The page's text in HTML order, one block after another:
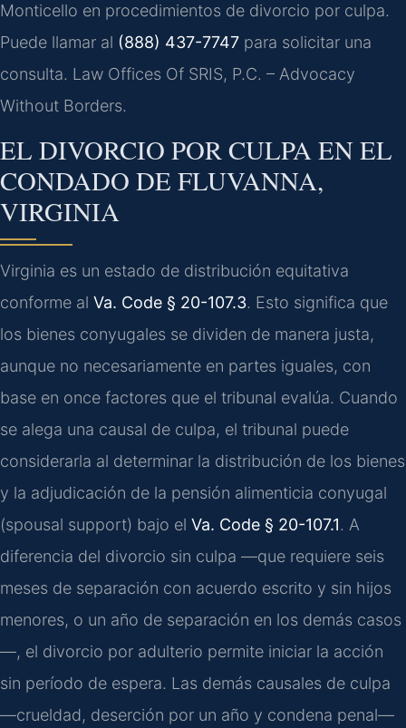
Monticello en procedimientos de divorcio por culpa.
Puede llamar al (888) 437-7747 para solicitar una
consulta. Law Offices Of SRIS, P.C. – Advocacy
Without Borders.
EL DIVORCIO POR CULPA EN EL
CONDADO DE FLUVANNA,
VIRGINIA
Virginia es un estado de distribución equitativa
conforme al Va. Code § 20-107.3. Esto significa que
los bienes conyugales se dividen de manera justa,
aunque no necesariamente en partes iguales, con
base en once factores que el tribunal evalúa. Cuando
se alega una causal de culpa, el tribunal puede
considerarla al determinar la distribución de los bienes
y la adjudicación de la pensión alimenticia conyugal
(spousal support) bajo el Va. Code § 20-107.1. A
diferencia del divorcio sin culpa —que requiere seis
meses de separación con acuerdo escrito y sin hijos
menores, o un año de separación en los demás casos
—, el divorcio por adulterio permite iniciar la acción
sin período de espera. Las demás causales de culpa
—crueldad, deserción por un año y condena penal—